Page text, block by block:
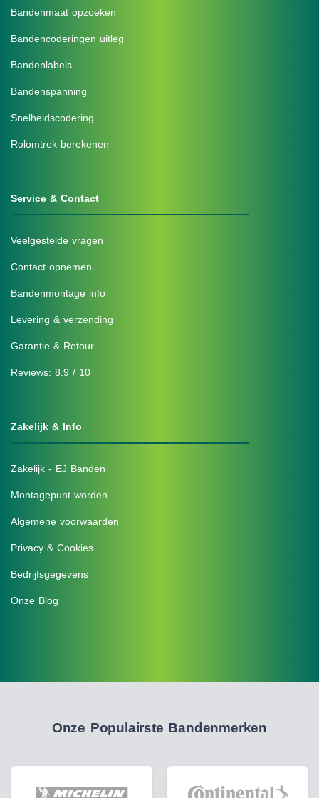
Bandenmaat opzoeken
Bandencoderingen uitleg
Bandenlabels
Bandenspanning
Snelheidscodering
Rolomtrek berekenen
Service & Contact
Veelgestelde vragen
Contact opnemen
Bandenmontage info
Levering & verzending
Garantie & Retour
Reviews: 8.9 / 10
Zakelijk & Info
Zakelijk - EJ Banden
Montagepunt worden
Algemene voorwaarden
Privacy & Cookies
Bedrijfsgegevens
Onze Blog
Onze Populairste Bandenmerken